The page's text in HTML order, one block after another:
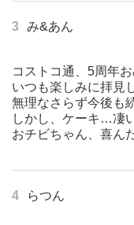
3 み&あん
コストコ通、5周年
いつも楽しみに拝見
無理なさらず今後も
しかし、ケーキ…凄
おチビちゃん、喜ん
4 らつん